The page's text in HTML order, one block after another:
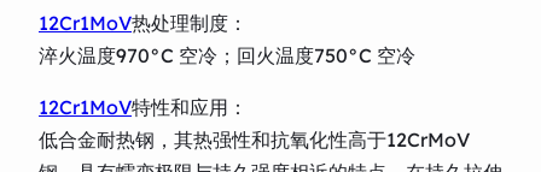
12Cr1MoV热处理制度：
淬火温度970°C 空冷；回火温度750°C 空冷
12Cr1MoV特性和应用：
低合金耐热钢，其热强性和抗氧化性高于12CrMoV